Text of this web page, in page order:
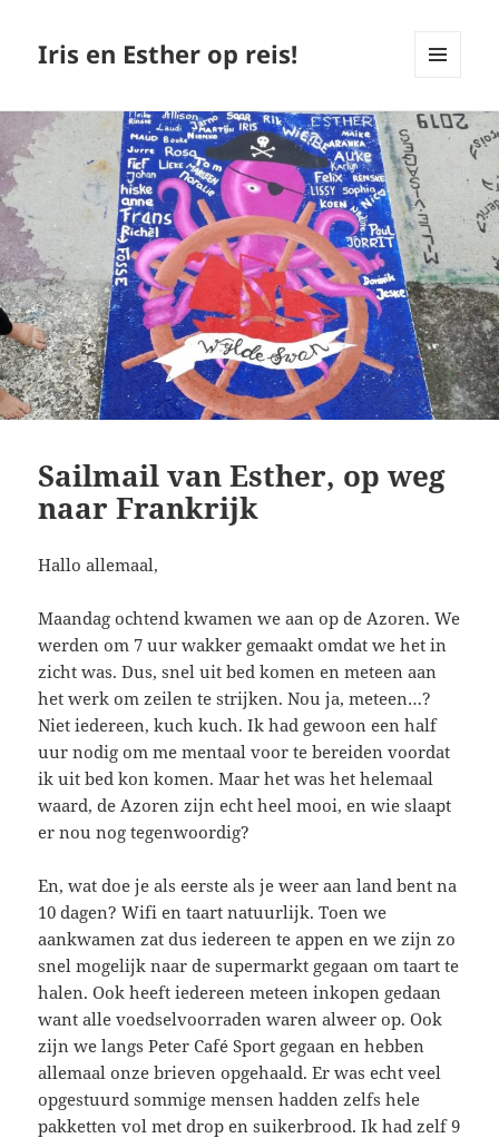
Iris en Esther op reis!
WIDGETS
Sailmail van Esther, op weg
naar Frankrijk
Hallo allemaal,
Maandag ochtend kwamen we aan op de Azoren. We
werden om 7 uur wakker gemaakt omdat we het in
zicht was. Dus, snel uit bed komen en meteen aan
het werk om zeilen te strijken. Nou ja, meteen…?
Niet iedereen, kuch kuch. Ik had gewoon een half
uur nodig om me mentaal voor te bereiden voordat
ik uit bed kon komen. Maar het was het helemaal
waard, de Azoren zijn echt heel mooi, en wie slaapt
er nou nog tegenwoordig?
En, wat doe je als eerste als je weer aan land bent na
10 dagen? Wifi en taart natuurlijk. Toen we
aankwamen zat dus iedereen te appen en we zijn zo
snel mogelijk naar de supermarkt gegaan om taart te
halen. Ook heeft iedereen meteen inkopen gedaan
want alle voedselvoorraden waren alweer op. Ook
zijn we langs Peter Café Sport gegaan en hebben
allemaal onze brieven opgehaald. Er was echt veel
opgestuurd sommige mensen hadden zelfs hele
pakketten vol met drop en suikerbrood. Ik had zelf 9